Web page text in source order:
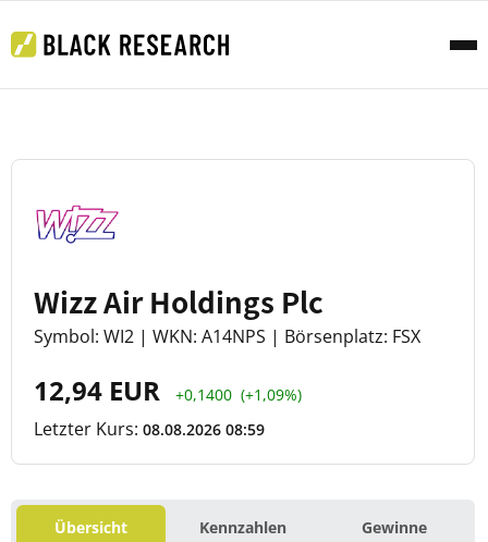
Wizz Air Holdings Plc
Symbol: WI2 | WKN: A14NPS | Börsenplatz: FSX
12,94 EUR +0,1400 (+1,09%)
Letzter Kurs: 08.08.2026 08:59
Übersicht Kennzahlen Gewinne